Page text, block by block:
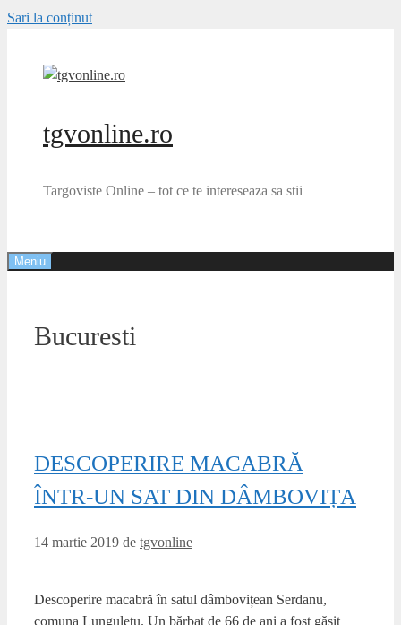
Sari la conținut
tgvonline.ro
Targoviste Online – tot ce te intereseaza sa stii
Meniu
Bucuresti
DESCOPERIRE MACABRĂ
ÎNTR-UN SAT DIN DÂMBOVIȚA
14 martie 2019 de tgvonline
Descoperire macabră în satul dâmbovițean Serdanu,
comuna Lungulețu. Un bărbat de 66 de ani a fost găsit